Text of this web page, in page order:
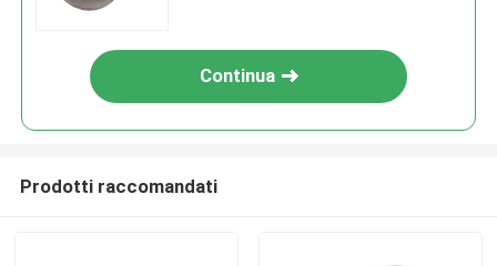
Continua
Prodotti raccomandati